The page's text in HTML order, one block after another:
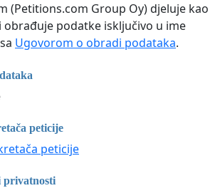
(Petitions.com Group Oy) djeluje kao
obrađuje podatke isključivo u ime
Ugovorom o obradi podataka.
peticije
peticije
privatnosti